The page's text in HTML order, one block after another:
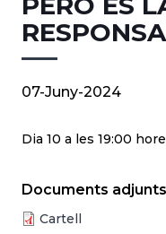
07-Juny-2024
Dia 10 a les 19:00
Documents adjunts
Cartell